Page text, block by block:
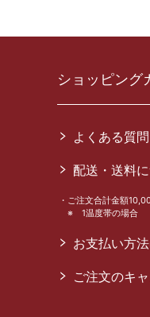
ショッピング
よくある質問
配送・送料
ご注文合計金額
※ 1温度帯の場合
お支払い方
ご注文のキ